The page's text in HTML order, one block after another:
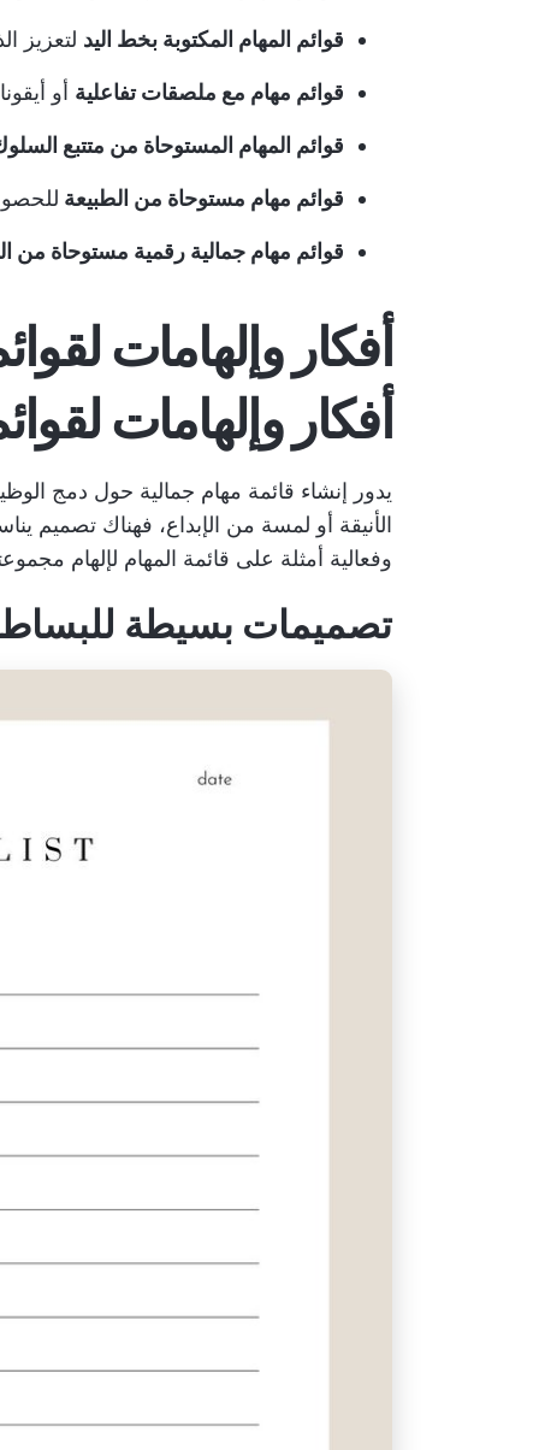
قوائم المهام المكتوبة بخط اليد لتعزيز
قوائم مهام مع ملصقات تفاعلية أو
قوائم المهام المستوحاة من متتبع
قوائم مهام مستوحاة من الطبيعة
قوائم مهام جمالية رقمية مستوحاة من
أفكار وإلهامات
أفكار وإلهامات
يدور إنشاء قائمة مهام جمالية حول دمج
الأنيقة أو لمسة من الإبداع، فهناك
وفعالية أمثلة على قائمة المهام لإلهام
تصميمات بسيطة